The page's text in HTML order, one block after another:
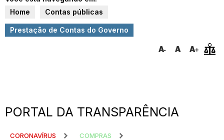
Home
Contas públicas
Prestação de Contas do Governo
PORTAL DA TRANSPARÊNCIA
CORONAVÍRUS
COMPRAS